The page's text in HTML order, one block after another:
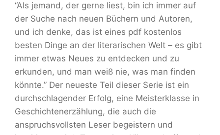
“Als jemand, der gerne liest, bin ich immer auf
der Suche nach neuen Büchern und Autoren,
und ich denke, das ist eines pdf kostenlos
besten Dinge an der literarischen Welt – es gibt
immer etwas Neues zu entdecken und zu
erkunden, und man weiß nie, was man finden
könnte.” Der neueste Teil dieser Serie ist ein
durchschlagender Erfolg, eine Meisterklasse in
Geschichtenerzählung, die auch die
anspruchsvollsten Leser begeistern und